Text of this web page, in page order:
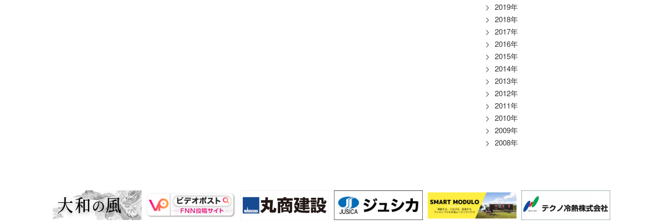
2019年
2018年
2017年
2016年
2015年
2014年
2013年
2012年
2011年
2010年
2009年
2008年